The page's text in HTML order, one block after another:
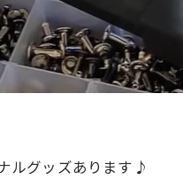
ルグッズあります♪